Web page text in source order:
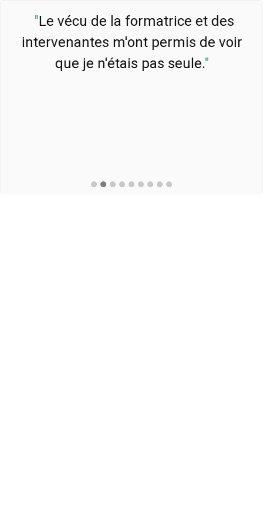
"Le vécu de la formatrice et des
intervenantes m'ont permis de voir
que je n'étais pas seule."